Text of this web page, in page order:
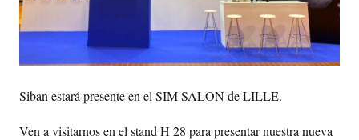
Siban estará presente en el SIM SALON de LILLE.
Ven a visitarnos en el stand H 28 para presentar nuestra nueva